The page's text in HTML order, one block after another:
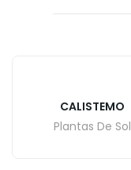
CALISTEMO
Plantas De Sol